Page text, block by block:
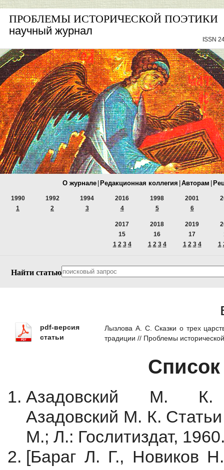
ПРОБЛЕМЫ ИСТОРИЧЕСКОЙ ПОЭТИКИ
научный журнал
ISSN
О журнале Редакционная коллегия Авторам
1990
1
1992
2
1994
3
2016
4
1998
5
2001
6
2017
15
1 2 3 4
2018
16
1 2 3 4
2019
17
1 2 3 4
1
Найти статью
pdf-версия
статьи
Лызлова А. С. Cказки о трех
традиции // Проблемы
Азадовский М. К.
Азадовский М. К.
М.; Л.: Гослитиздат,
[Бараг Л. Г., Новиков